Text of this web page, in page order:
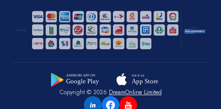
Copyright © 2026 DreamOnline Limited
in